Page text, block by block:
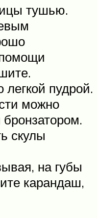
тушью.
пудрой.
можно
бронзатором.
скулы
на губы
карандаш,